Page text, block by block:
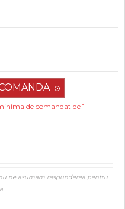
de comandat de 1
ne asumam raspunderea pentru